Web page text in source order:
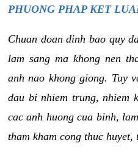
PHUONG PHAP KET
Chuan doan dinh bao quy
lam sang ma khong nen
anh nao khong giong. Tuy
dau bi nhiem trung, nhiem
cac anh huong cua binh,
tham kham cong thuc